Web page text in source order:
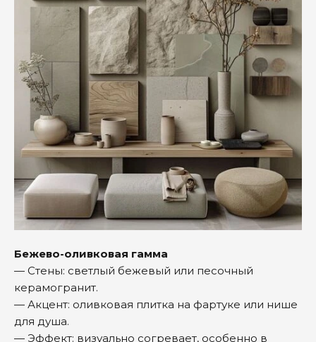
Бежево-оливковая гамма
— Стены: светлый бежевый или песочный
керамогранит.
— Акцент: оливковая плитка на фартуке или нише
для душа.
— Эффект: визуально согревает, особенно в